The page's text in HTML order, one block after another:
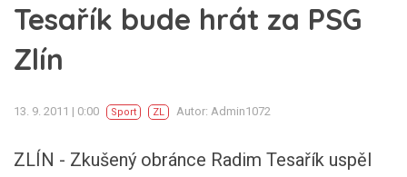
Tesařík bude hrát za PSG
Zlín
13. 9. 2011 | 0:00 Sport ZL Autor: Admin1072
ZLÍN - Zkušený obránce Radim Tesařík uspěl